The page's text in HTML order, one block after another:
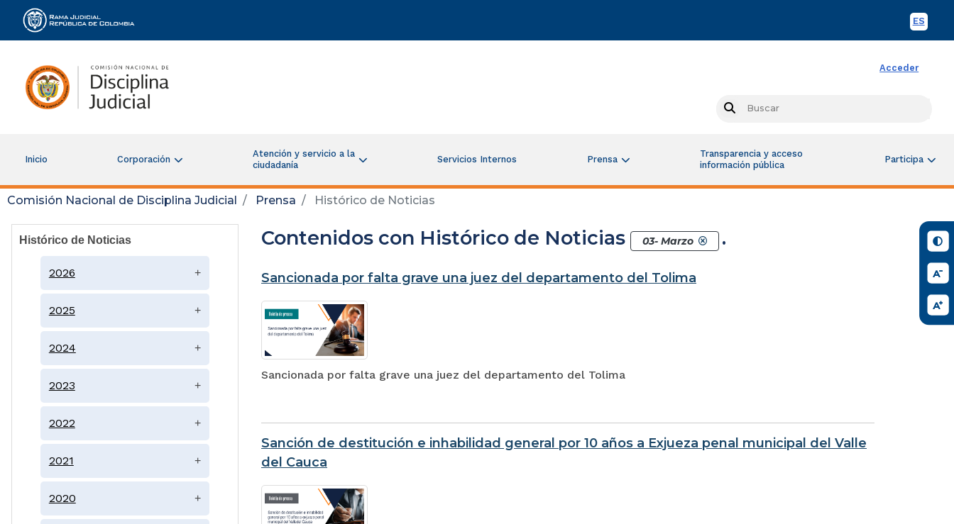
ES
Rama Judicial
Acceder
Inicio Corporación
Atención y servicio a la
ciudadanía
Servicios Internos Prensa
Transparencia y acceso
información pública
Participa
Comisión Nacional de Disciplina Judicial Prensa Histórico de Noticias
Histórico de Noticias
2026 +
2025 +
2024 +
2023 +
2022 +
2021 +
2020 +
Contenidos con Histórico de Noticias 03- Marzo .
Sancionada por falta grave una juez del departamento del Tolima
Sancionada por falta grave una juez del departamento del Tolima
Sanción de destitución e inhabilidad general por 10 años a Exjueza penal municipal del Valle
del Cauca